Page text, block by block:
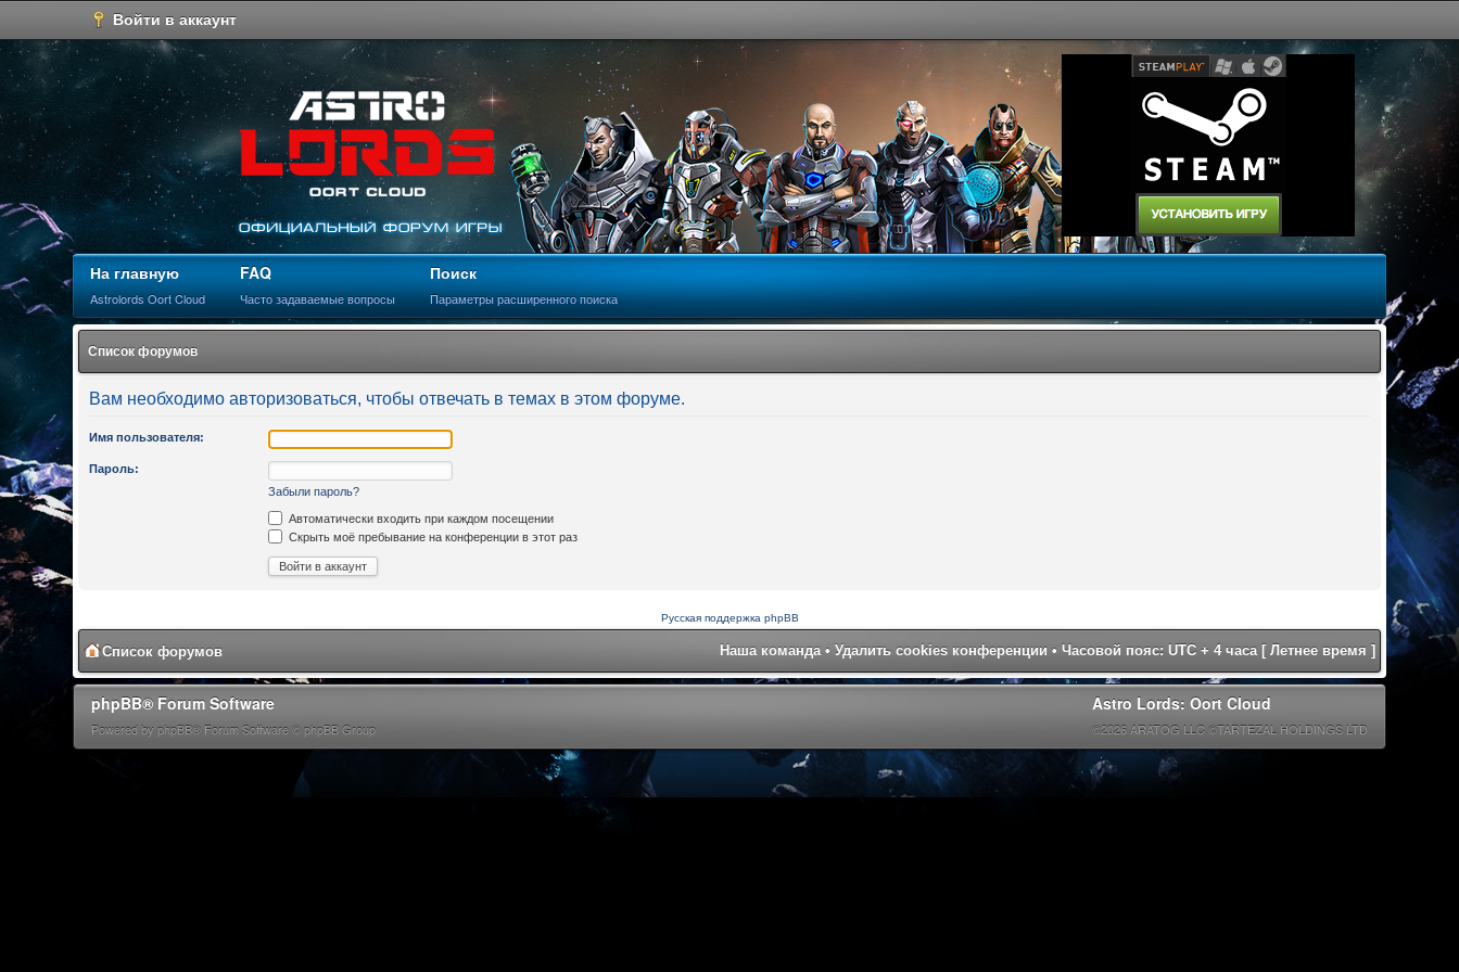
Войти в аккаунт
На главную
Astrolords Oort Cloud
FAQ
Часто задаваемые вопросы
Поиск
Параметры расширенного поиска
Список форумов
Вам необходимо авторизоваться, чтобы отвечать в темах в этом форуме.
Имя пользователя:
Пароль:
Забыли пароль?
Автоматически входить при каждом посещении
Скрыть моё пребывание на конференции в этот раз
Русская поддержка phpBB
Список форумов Наша команда• Удалить cookies конференции • Часовой пояс: UTC + 4 часа [ Летнее время ]
phpBB® Forum Software
Powered by phpBB® Forum Software © phpBB Group
Astro Lords: Oort Cloud
©2026 ARATOG LLC ©TARTEZAL HOLDINGS LTD